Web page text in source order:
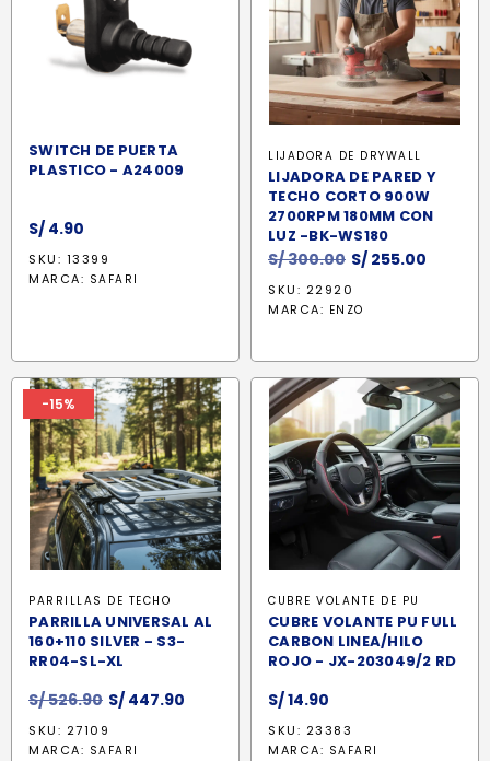
SWITCH DE PUERTA
PLASTICO - A24009
S/ 4.90
SKU: 13399
MARCA: SAFARI
LIJADORA DE DRYWALL
LIJADORA DE PARED Y
TECHO CORTO 900W
2700RPM 180MM CON
LUZ -BK-WS180
S/300.00 El
original
S/ 255.00
SKU: 22920
MARCA: ENZO
-15%
PARRILLAS DE TECHO
PARRILLA UNIVERSAL AL
160+110 SILVER - S3-
RR04-SL-XL
S/526.90 El
original
S/ 447.90
SKU: 27109
MARCA: SAFARI
CUBRE VOLANTE DE PU
CUBRE VOLANTE PU FULL
CARBON LINEA/HILO
ROJO - JX-203049/2 RD
S/14.90
SKU: 23383
MARCA: SAFARI